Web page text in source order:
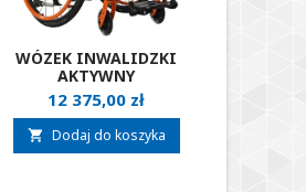
WÓZEK INWALIDZKI
AKTYWNY
POZYCJONUJĄCY SORG
VECTOR
Cena
12 375,00 zł
 Dodaj do koszyka